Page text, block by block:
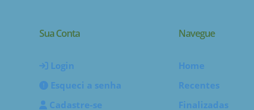
Sua Conta
Login
Esqueci a senha
Cadastre-se
Navegue
Home
Recentes
Finalizadas